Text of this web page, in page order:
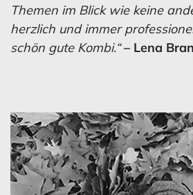
Themen im Blick wie keine
herzlich und immer
schön gute Kombi.“– Lena